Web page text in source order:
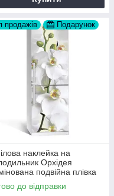
продажів Подарунок
наклейка на
Орхідея
подвійна плівка
60х180 см
Pocket Z180077
до відправки